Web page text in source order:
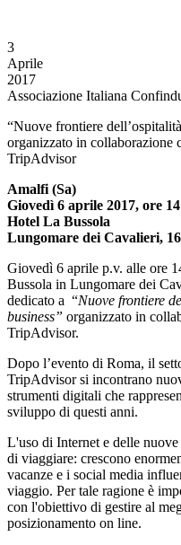
3
Aprile
2017
Associazione Italiana
“Nuove frontiere
organizzato in collaborazione
TripAdvisor
Amalfi (Sa)
Giovedì 6 aprile 2017, ore
Hotel La Bussola
Lungomare dei Cavalieri, 16
Giovedì 6 aprile p.v. alle ore
Bussola in Lungomare dei
dedicato a “Nuove frontiere
business” organizzato in
TripAdvisor.
Dopo l’evento di Roma, il
TripAdvisor si incontrano
strumenti digitali che
sviluppo di questi anni.
L'uso di Internet e delle
di viaggiare: crescono
vacanze e i social media
viaggio. Per tale ragione è
con l'obiettivo di gestire al
posizionamento on line.